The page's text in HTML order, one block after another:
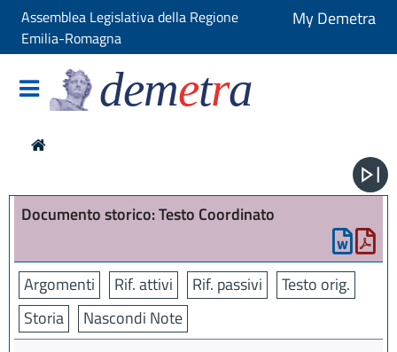
Assemblea Legislativa della Regione
Emilia-Romagna
My Demetra
demetra
Documento storico: Testo Coordinato
Argomenti Rif. attivi Rif. passivi
Testo orig.
Storia
Nascondi Note